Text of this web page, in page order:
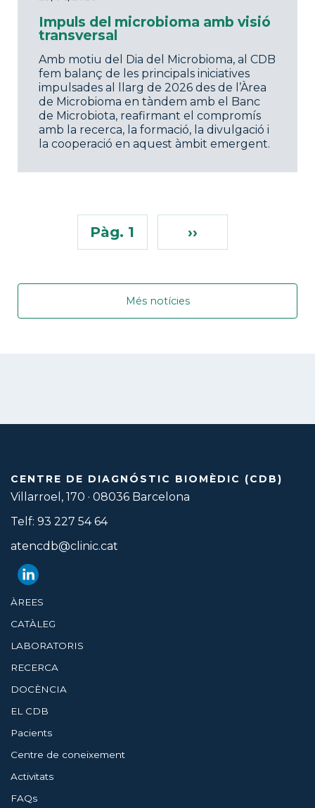
Impuls del microbioma amb visió
transversal
Amb motiu del Dia del Microbioma, al CDB
fem balanç de les principals iniciatives
impulsades al llarg de 2026 des de l’Àrea
de Microbioma en tàndem amb el Banc
de Microbiota, reafirmant el compromís
amb la recerca, la formació, la divulgació i
la cooperació en aquest àmbit emergent.
Pàg. 1 ››
Més notícies
CENTRE DE DIAGNÓSTIC BIOMÈDIC (CDB)
Villarroel, 170 · 08036 Barcelona
Telf: 93 227 54 64
atencdb@clinic.cat
ÀREES
CATÀLEG
LABORATORIS
RECERCA
DOCÈNCIA
EL CDB
Pacients
Centre de coneixement
Activitats
FAQs